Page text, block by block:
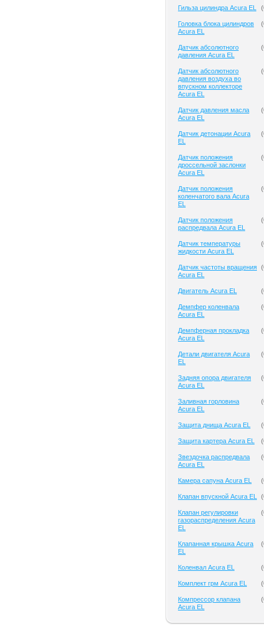
Гильза цилиндра Acura EL (
Головка блока цилиндров
Acura EL
(
Датчик абсолютного
давления Acura EL
(
Датчик абсолютного
давления воздуха во
впускном коллекторе
Acura EL
(
Датчик давления масла
Acura EL
(
Датчик детонации Acura
EL
(
Датчик положения
дроссельной заслонки
Acura EL
(
Датчик положения
коленчатого вала Acura
EL
(
Датчик положения
распредвала Acura EL
(
Датчик температуры
жидкости Acura EL
(
Датчик частоты вращения
Acura EL
(
Двигатель Acura EL (
Демпфер коленвала
Acura EL
(
Демпферная прокладка
Acura EL
(
Детали двигателя Acura
EL
(
Задняя опора двигателя
Acura EL
(
Заливная горловина
Acura EL
(
Защита днища Acura EL (
Защита картера Acura EL (
Звездочка распредвала
Acura EL
(
Камера сапуна Acura EL (
Клапан впускной Acura EL (
Клапан регулировки
газораспределения Acura
EL
(
Клапанная крышка Acura
EL
(
Коленвал Acura EL (
Комплект грм Acura EL (
Компрессор клапана
Acura EL
(